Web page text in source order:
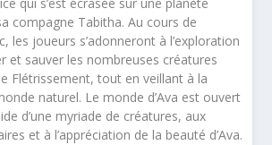
qui s’est écrasée sur une planète
compagne Tabitha. Au cours de
les joueurs s’adonneront à l’exploration
et sauver les nombreuses créatures
Flétrissement, tout en veillant à la
naturel. Le monde d’Ava est ouvert
d’une myriade de créatures, aux
et à l’appréciation de la beauté d’Ava.